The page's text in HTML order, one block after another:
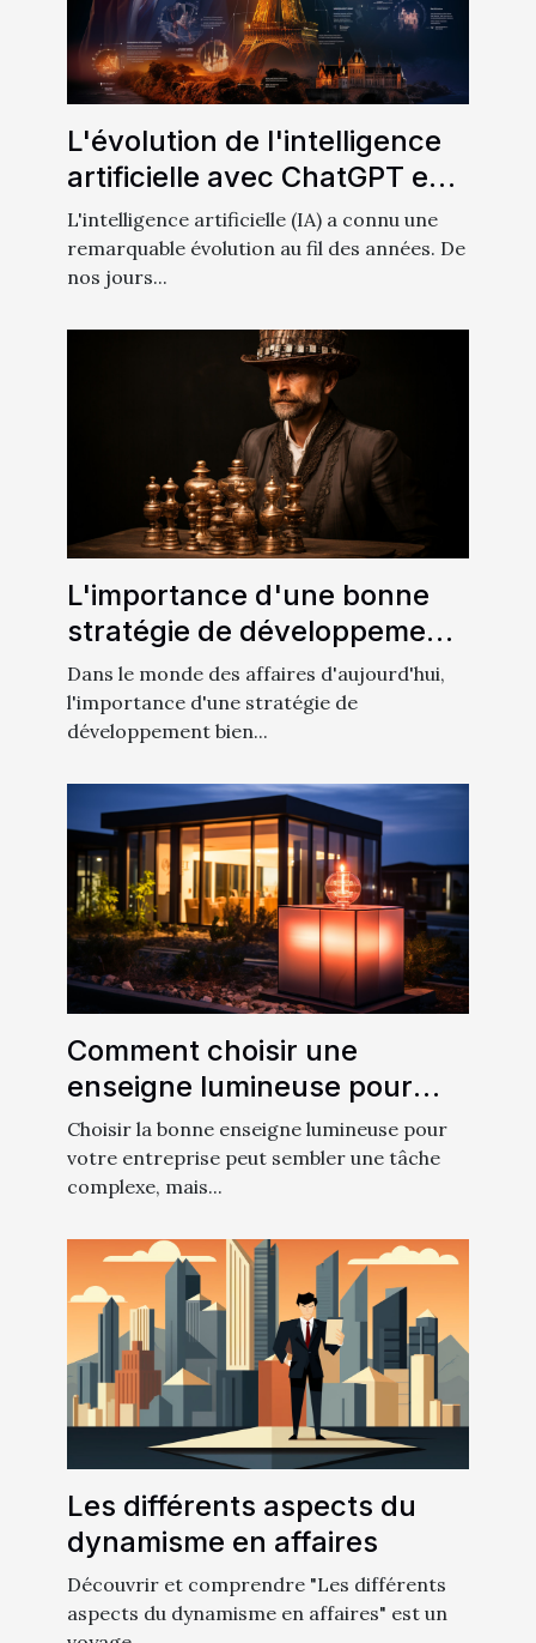
L'évolution de l'intelligence
artificielle avec ChatGPT en
français
L'intelligence artificielle (IA) a connu une
remarquable évolution au fil des années. De
nos jours...
L'importance d'une bonne
stratégie de développement
dans les affaires
Dans le monde des affaires d'aujourd'hui,
l'importance d'une stratégie de
développement bien...
Comment choisir une
enseigne lumineuse pour
votre entreprise
Choisir la bonne enseigne lumineuse pour
votre entreprise peut sembler une tâche
complexe, mais...
Les différents aspects du
dynamisme en affaires
Découvrir et comprendre "Les différents
aspects du dynamisme en affaires" est un